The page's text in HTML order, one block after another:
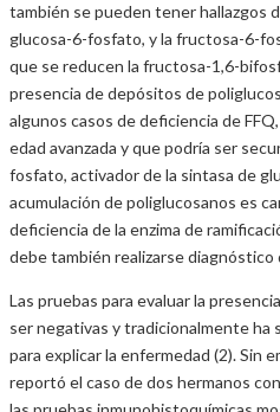
también se pueden tener hallazgos
glucosa-6-fosfato, y la fructosa-6-
que se reducen la fructosa-1,6-
presencia de depósitos de
algunos casos de deficiencia de
edad avanzada y que podría ser
fosfato, activador de la sintasa de
acumulación de poliglucosanos es
deficiencia de la enzima de
debe también realizarse
Las pruebas para evaluar la
ser negativas y tradicionalmente ha
para explicar la enfermedad (2). Sin
reportó el caso de dos hermanos